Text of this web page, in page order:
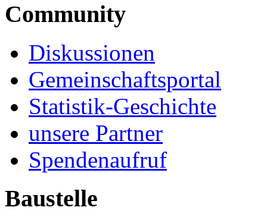
Community
Diskussionen
Gemeinschaftsportal
Statistik-Geschichte
unsere Partner
Spendenaufruf
Baustelle